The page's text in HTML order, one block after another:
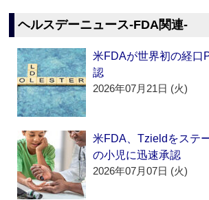
ヘルスデーニュース‐FDA関連‐
米FDAが世界初の経口
認
2026年07月21日 (火)
米FDA、Tzieldをステ
の小児に迅速承認
2026年07月07日 (火)